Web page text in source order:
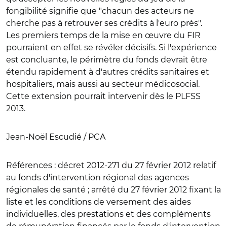
fongibilité signifie que "chacun des acteurs ne
cherche pas à retrouver ses crédits à l'euro près".
Les premiers temps de la mise en œuvre du FIR
pourraient en effet se révéler décisifs. Si l'expérience
est concluante, le périmètre du fonds devrait être
étendu rapidement à d'autres crédits sanitaires et
hospitaliers, mais aussi au secteur médicosocial.
Cette extension pourrait intervenir dès le PLFSS
2013.
Jean-Noël Escudié / PCA
Références : décret 2012-271 du 27 février 2012 relatif
au fonds d'intervention régional des agences
régionales de santé ; arrêté du 27 février 2012 fixant la
liste et les conditions de versement des aides
individuelles, des prestations et des compléments